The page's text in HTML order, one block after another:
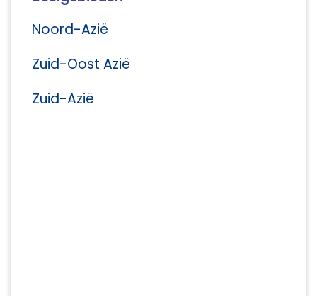
Noord-Azië
Zuid-Oost Azië
Zuid-Azië